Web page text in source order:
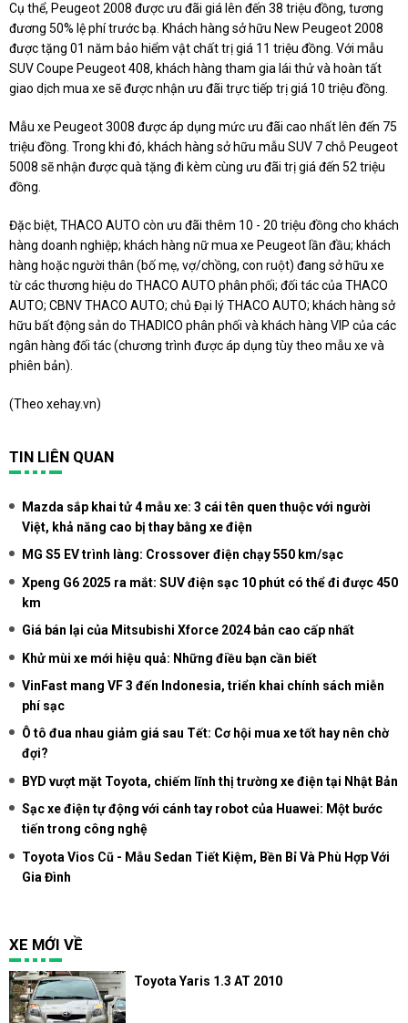
Cụ thể, Peugeot 2008 được ưu đãi giá lên đến 38 triệu đồng, tương
đương 50% lệ phí trước bạ. Khách hàng sở hữu New Peugeot 2008
được tặng 01 năm bảo hiểm vật chất trị giá 11 triệu đồng. Với mẫu
SUV Coupe Peugeot 408, khách hàng tham gia lái thử và hoàn tất
giao dịch mua xe sẽ được nhận ưu đãi trực tiếp trị giá 10 triệu đồng.
Mẫu xe Peugeot 3008 được áp dụng mức ưu đãi cao nhất lên đến 75
triệu đồng. Trong khi đó, khách hàng sở hữu mẫu SUV 7 chỗ Peugeot
5008 sẽ nhận được quà tặng đi kèm cùng ưu đãi trị giá đến 52 triệu
đồng.
Đặc biệt, THACO AUTO còn ưu đãi thêm 10 - 20 triệu đồng cho khách
hàng doanh nghiệp; khách hàng nữ mua xe Peugeot lần đầu; khách
hàng hoặc người thân (bố mẹ, vợ/chồng, con ruột) đang sở hữu xe
từ các thương hiệu do THACO AUTO phân phối; đối tác của THACO
AUTO; CBNV THACO AUTO; chủ Đại lý THACO AUTO; khách hàng sở
hữu bất động sản do THADICO phân phối và khách hàng VIP của các
ngân hàng đối tác (chương trình được áp dụng tùy theo mẫu xe và
phiên bản).
(Theo xehay.vn)
TIN LIÊN QUAN
Mazda sắp khai tử 4 mẫu xe: 3 cái tên quen thuộc với người
Việt, khả năng cao bị thay bằng xe điện
MG S5 EV trình làng: Crossover điện chạy 550 km/sạc
Xpeng G6 2025 ra mắt: SUV điện sạc 10 phút có thể đi được 450
km
Giá bán lại của Mitsubishi Xforce 2024 bản cao cấp nhất
Khử mùi xe mới hiệu quả: Những điều bạn cần biết
VinFast mang VF 3 đến Indonesia, triển khai chính sách miễn
phí sạc
Ô tô đua nhau giảm giá sau Tết: Cơ hội mua xe tốt hay nên chờ
đợi?
BYD vượt mặt Toyota, chiếm lĩnh thị trường xe điện tại Nhật Bản
Sạc xe điện tự động với cánh tay robot của Huawei: Một bước
tiến trong công nghệ
Toyota Vios Cũ - Mẫu Sedan Tiết Kiệm, Bền Bỉ Và Phù Hợp Với
Gia Đình
XE MỚI VỀ
Toyota Yaris 1.3 AT 2010